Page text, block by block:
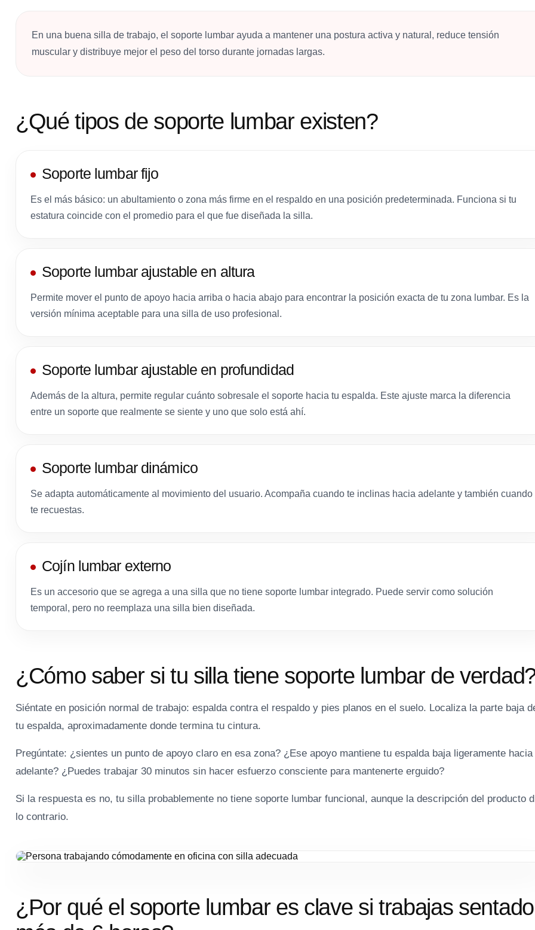
En una buena silla de trabajo, el soporte lumbar ayuda a mantener una postura activa y natural, reduce tensión
muscular y distribuye mejor el peso del torso durante jornadas largas.
¿Qué tipos de soporte lumbar existen?
Soporte lumbar fijo
Es el más básico: un abultamiento o zona más firme en el respaldo en una posición predeterminada. Funciona si tu
estatura coincide con el promedio para el que fue diseñada la silla.
Soporte lumbar ajustable en altura
Permite mover el punto de apoyo hacia arriba o hacia abajo para encontrar la posición exacta de tu zona lumbar. Es la
versión mínima aceptable para una silla de uso profesional.
Soporte lumbar ajustable en profundidad
Además de la altura, permite regular cuánto sobresale el soporte hacia tu espalda. Este ajuste marca la diferencia
entre un soporte que realmente se siente y uno que solo está ahí.
Soporte lumbar dinámico
Se adapta automáticamente al movimiento del usuario. Acompaña cuando te inclinas hacia adelante y también cuando
te recuestas.
Cojín lumbar externo
Es un accesorio que se agrega a una silla que no tiene soporte lumbar integrado. Puede servir como solución
temporal, pero no reemplaza una silla bien diseñada.
¿Cómo saber si tu silla tiene soporte lumbar de
Siéntate en posición normal de trabajo: espalda contra el respaldo y pies planos en el suelo. Localiza la parte baja
tu espalda, aproximadamente donde termina tu cintura.
Pregúntate: ¿sientes un punto de apoyo claro en esa zona? ¿Ese apoyo mantiene tu espalda baja ligeramente hacia
adelante? ¿Puedes trabajar 30 minutos sin hacer esfuerzo consciente para mantenerte erguido?
Si la respuesta es no, tu silla probablemente no tiene soporte lumbar funcional, aunque la descripción del producto
lo contrario.
¿Por qué el soporte lumbar es clave si trabajas sentado